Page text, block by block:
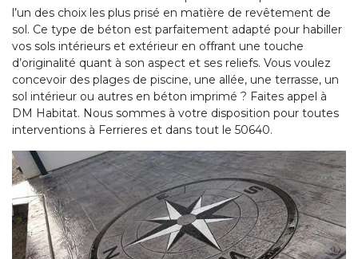
l’un des choix les plus prisé en matière de revêtement de
sol. Ce type de béton est parfaitement adapté pour habiller
vos sols intérieurs et extérieur en offrant une touche
d’originalité quant à son aspect et ses reliefs. Vous voulez
concevoir des plages de piscine, une allée, une terrasse, un
sol intérieur ou autres en béton imprimé ? Faites appel à
DM Habitat. Nous sommes à votre disposition pour toutes
interventions à Ferrieres et dans tout le 50640.